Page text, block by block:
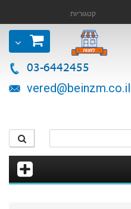
קטגוריות
03-6442455
vered@beinzm.co.il